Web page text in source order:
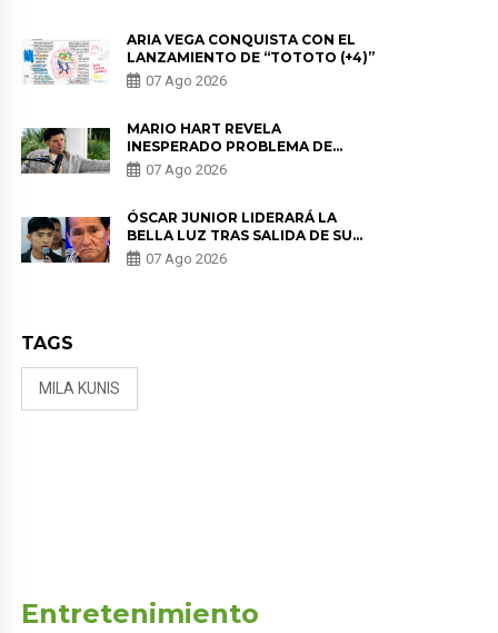
DE LAS PARTES QUERÍA EL
ARIA VEGA CONQUISTA CON EL
LANZAMIENTO DE “TOTOTO (+4)”
07 Ago 2026
MARIO HART REVELA
INESPERADO PROBLEMA DE
SALUD ANTES DE SEPARARSE DE
KORINA: “ME ENCONTRARON UN
07 Ago 2026
ÓSCAR JUNIOR LIDERARÁ LA
BELLA LUZ TRAS SALIDA DE SU
PADRE POR POLÉMICA CON
NALDY SALDAÑA
07 Ago 2026
TAGS
MILA KUNIS
Entretenimiento